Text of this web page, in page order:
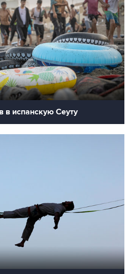
в испанскую Сеуту